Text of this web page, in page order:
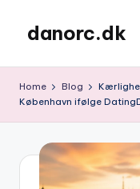
content
danorc.dk
Home Blog
København ifølge